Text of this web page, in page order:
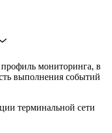
мониторинга, в
выполнения событий
терминальной сети